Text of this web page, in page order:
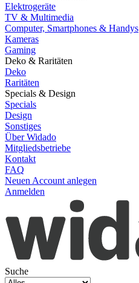
Elektrogeräte
TV & Multimedia
Computer, Smartphones & Handys
Kameras
Gaming
Deko & Raritäten
Deko
Raritäten
Specials & Design
Specials
Design
Sonstiges
Über Widado
Mitgliedsbetriebe
Kontakt
FAQ
Neuen Account anlegen
Anmelden
Suche